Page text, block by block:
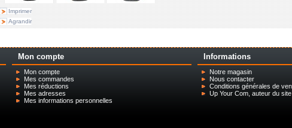
Imprimer
Agrandir
Mon compte
Mon compte
Mes commandes
Mes réductions
Mes adresses
Mes informations personnelles
Informations
Notre magasin
Nous contacter
Conditions générales de
Up Your Com, auteur du site